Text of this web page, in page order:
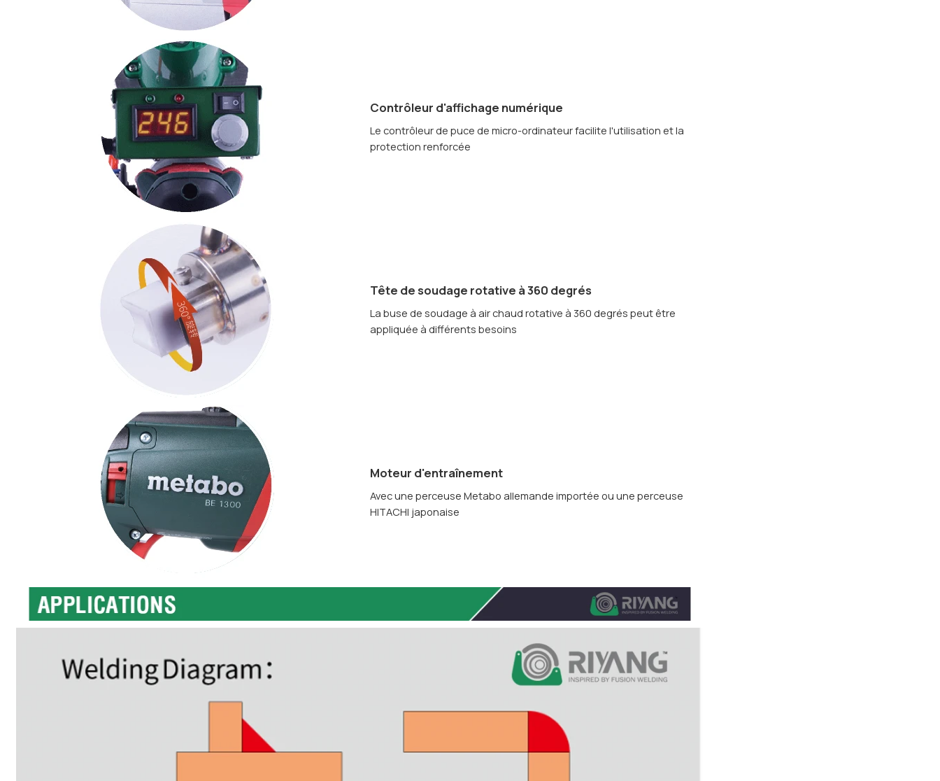
Contrôleur d'affichage numérique
Le contrôleur de puce de micro-ordinateur facilite l'utilisation et la
protection renforcée
Tête de soudage rotative à 360 degrés
La buse de soudage à air chaud rotative à 360 degrés peut être
appliquée à différents besoins
Moteur d'entraînement
Avec une perceuse Metabo allemande importée ou une perceuse
HITACHI japonaise